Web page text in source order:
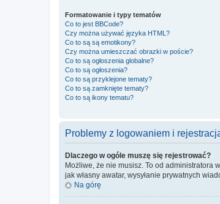
Formatowanie i typy tematów
Co to jest BBCode?
Czy można używać języka HTML?
Co to są są emotikony?
Czy można umieszczać obrazki w poście?
Co to są ogłoszenia globalne?
Co to są ogłoszenia?
Co to są przyklejone tematy?
Co to są zamknięte tematy?
Co to są ikony tematu?
Problemy z logowaniem i
Dlaczego w ogóle muszę się rejestrować?
Możliwe, że nie musisz. To od administratora
jak własny awatar, wysyłanie prywatnych
Na górę